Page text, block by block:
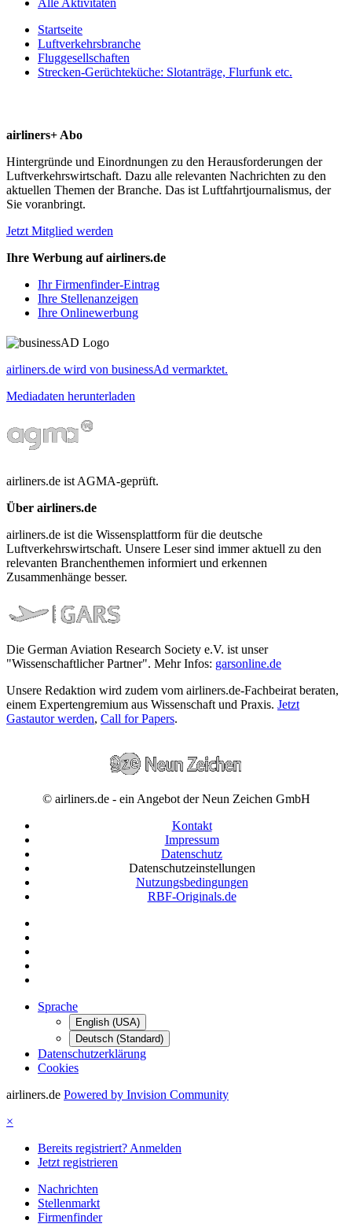
Startseite
Luftverkehrsbranche
Fluggesellschaften
Strecken-Gerüchteküche: Slotanträge, Flurfunk etc.
airliners+ Abo
Hintergründe und Einordnungen zu den Herausforderungen der
Luftverkehrswirtschaft. Dazu alle relevanten Nachrichten zu den
aktuellen Themen der Branche. Das ist Luftfahrtjournalismus, der
Sie voranbringt.
Jetzt Mitglied werden
Ihre Werbung auf airliners.de
Ihr Firmenfinder-Eintrag
Ihre Stellenanzeigen
Ihre Onlinewerbung
airliners.de wird von businessAd vermarktet.
Mediadaten herunterladen
airliners.de ist AGMA-geprüft.
Über airliners.de
airliners.de ist die Wissensplattform für die deutsche
Luftverkehrswirtschaft. Unsere Leser sind immer aktuell zu den
relevanten Branchenthemen informiert und erkennen
Zusammenhänge besser.
Die German Aviation Research Society e.V. ist unser
"Wissenschaftlicher Partner". Mehr Infos: garsonline.de
Unsere Redaktion wird zudem vom airliners.de-Fachbeirat beraten,
einem Expertengremium aus Wissenschaft und Praxis. Jetzt
Gastautor werden, Call for Papers.
© airliners.de - ein Angebot der Neun Zeichen GmbH
Kontakt
Impressum
Datenschutz
Datenschutzeinstellungen
Nutzungsbedingungen
RBF-Originals.de
Sprache
English (USA)
Deutsch (Standard)
Datenschutzerklärung
Cookies
airliners.de Powered by Invision Community
×
Bereits registriert? Anmelden
Jetzt registrieren
Nachrichten
Stellenmarkt
Firmenfinder